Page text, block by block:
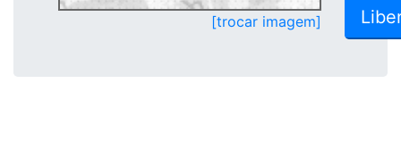
[trocar imagem]